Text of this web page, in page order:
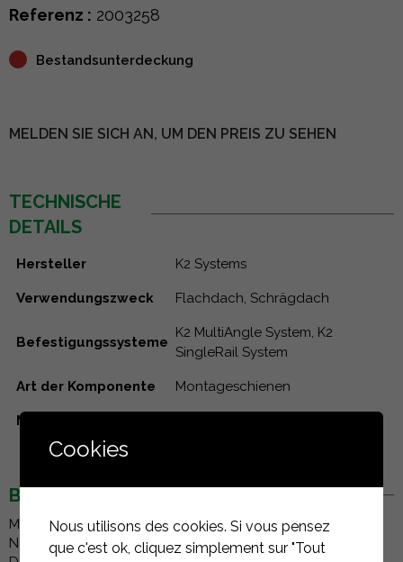
Referenz : 2003258
Bestandsunterdeckung
MELDEN SIE SICH AN, UM DEN PREIS ZU SEHEN
TECHNISCHE
DETAILS
Hersteller K2 Systems
Verwendungszweck Flachdach, Schrägdach
Befestigungssysteme
K2 MultiAngle System, K2
SingleRail System
Art der Komponente Montageschienen
Material
BESCHREIBUNG
Montageschiene mit seitlicher Anbindung und statischem
Nachweis in K2 Base. Variabel einsetzbar für verschiedene
Cookies
Nous utilisons des cookies. Si vous pensez
que c'est ok, cliquez simplement sur "Tout